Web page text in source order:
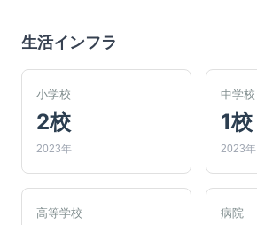
生活インフラ
小学校
2校
2023年
中学校
1校
2023年
高等学校 病院